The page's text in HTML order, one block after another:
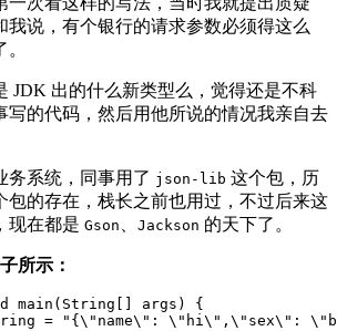
我说，有个银行的请求参数必须得这么
JDK 出的什么新类型么，觉得还是不科
写的代码，然后用他所说的情况我亲自去
务系统，同事用了 json-lib 这个包，历
包的存在，栈长之前也用过，不过后来这
现在都是 Gson 、 Jackson 的天下了。
所示：
main(String[] args) {
= "{\"name\": \"hi\",\"sex\":